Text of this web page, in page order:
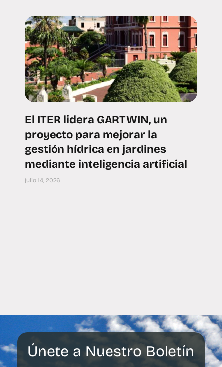
El ITER lidera GARTWIN, un
proyecto para mejorar la
gestión hídrica en jardines
mediante inteligencia artificial
julio 14, 2026
Únete a Nuestro Boletín